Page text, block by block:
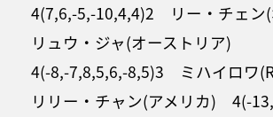
4(7,6,-5,-10,4,4)2 リー・チェン
リュウ・ジャ(オーストリア)
4(-8,-7,8,5,6,-8,5)3 ミハイロワ
リリー・チャン(アメリカ) 4(-